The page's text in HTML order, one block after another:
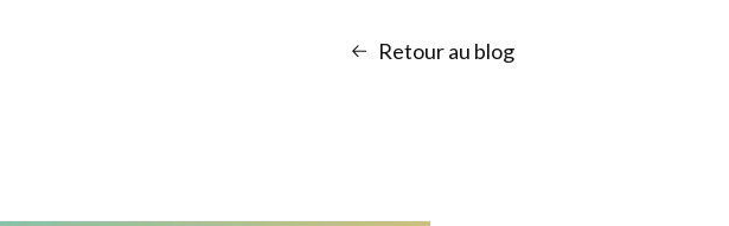
Retour au blog